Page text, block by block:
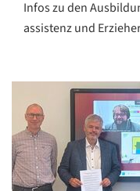
Infos zu den
assistenz und